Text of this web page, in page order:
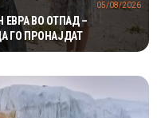
ВО ОТПАД –
ГО ПРОНАЈДАТ
05/08/2026